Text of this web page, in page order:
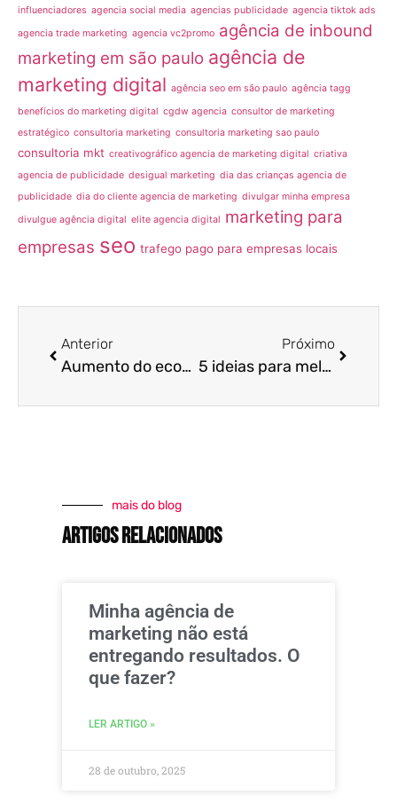
influenciadores agencia social media agencias publicidade agencia tiktok ads
agencia trade marketing agencia vc2promo agência de inbound
marketing em são paulo agência de
marketing digital agência seo em são paulo agência tagg
benefícios do marketing digital cgdw agencia consultor de marketing
estratégico consultoria marketing consultoria marketing sao paulo
consultoria mkt creativográfico agencia de marketing digital criativa
agencia de publicidade desigual marketing dia das crianças agencia de
publicidade dia do cliente agencia de marketing divulgar minha empresa
divulgue agência digital elite agencia digital marketing para
empresas seo trafego pago para empresas locais
Anterior
Aumento do ecommerce para 2022 vai exigir a contratação de assessoria de marketing
Próximo
5 ideias para melhorar vendas e bater suas metas
mais do blog
artigos relacionados
Minha agência de
marketing não está
entregando resultados. O
que fazer?
LER ARTIGO »
28 de outubro, 2025